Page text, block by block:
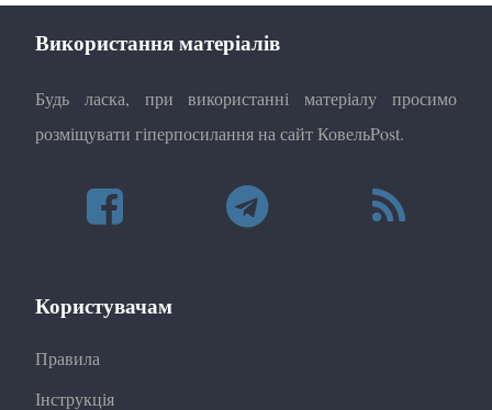
Використання матеріалів
Будь ласка, при використанні матеріалу просимо
розміщувати гіперпосилання на сайт КовельPost.
Користувачам
Правила
Інструкція